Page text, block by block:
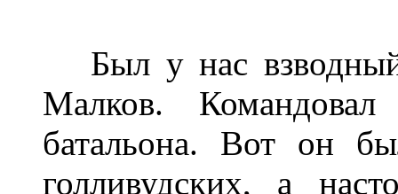
Был у нас
Малков.
батальона. Вот он
голливудских, а